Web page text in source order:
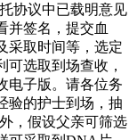
协议中已载明意见
并签名，提交血
采取时间等，选定
选取到场查收，
电子版。请各位务
验的护士到场，抽
，假设父亲可筛选